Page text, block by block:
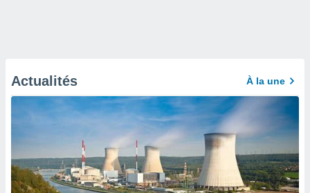
Actualités À la une